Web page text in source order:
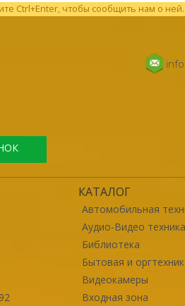
Ctrl+Enter, чтобы сообщить нам о ней.
КАТАЛОГ
Автомобильная
Аудио-Видео техника
Библиотека
Бытовая и
Видеокамеры
Входная зона